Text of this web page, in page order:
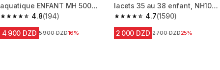
aquatique ENFANT MH 500
vert
4.8
4.8 out of 5 stars from 194 reviews
(194)
4 900 DZD Prix avant la réduction
5 900 DZD16%
lacets 35 au 38 enfant, NH100
noir
4.7
4.7 out of 5 stars from 1590
(1590)
2 000 DZD Prix avant la réduction
2 700 DZD25%